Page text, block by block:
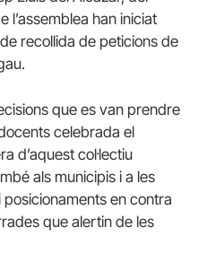
l’assemblea han iniciat
recollida de peticions de
que es van prendre
celebrada el
d’aquest col·lectiu
als municipis i a les
en contra
que alertin de les